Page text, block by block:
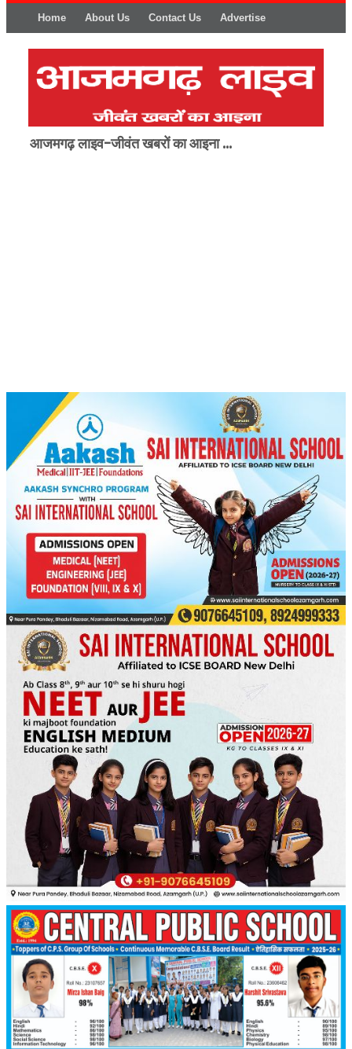
Home About Us Contact Us Advertise
आजमगढ़ लाइव-जीवंत खबरों का आइना ...